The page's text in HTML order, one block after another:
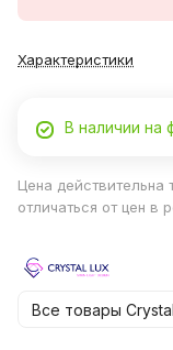
Характеристики
В наличии на
Цена действительна
отличаться от цен в
Все товары